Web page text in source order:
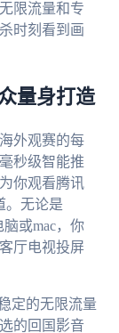
限流量和专
时刻看到画
量身打造
外观赛的每
秒级智能推
你观看腾讯
。无论是
脑或mac，你
厅电视投屏
定的无限流量
的回国影音